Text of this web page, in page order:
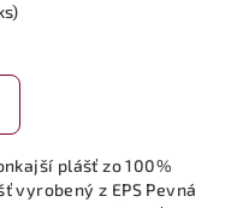
plášť zo 100%
vyrobený z EPS Pevná